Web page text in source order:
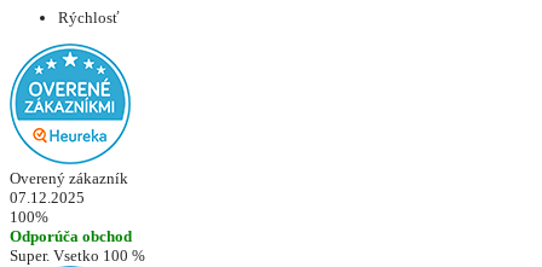
Rýchlosť
Overený zákazník
07.12.2025
100%
Odporúča obchod
Super. Vsetko 100 %